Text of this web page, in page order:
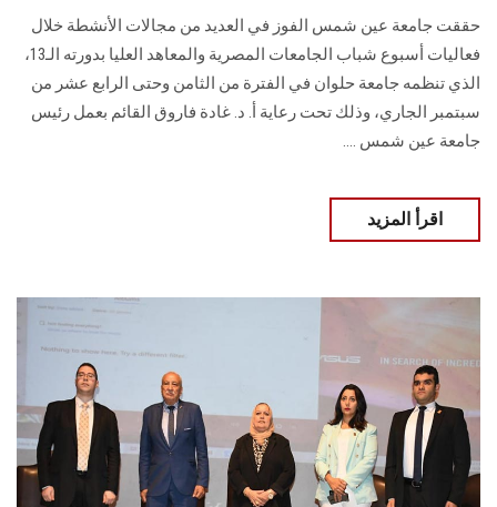
حققت جامعة عين شمس الفوز في العديد من مجالات الأنشطة خلال
فعاليات أسبوع شباب الجامعات المصرية والمعاهد العليا بدورته الـ13،
الذي تنظمه جامعة حلوان في الفترة من الثامن وحتى الرابع عشر من
سبتمبر الجاري، وذلك تحت رعاية أ. د. غادة فاروق القائم بعمل رئيس
جامعة عين شمس ....
اقرأ المزيد